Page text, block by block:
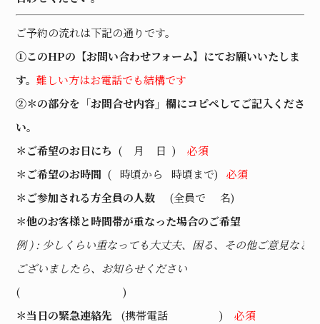
ご予約の流れは下記の通りです。
①このHPの【お問い合わせフォーム】にてお願いいたしま
す。難しい方はお電話でも結構です
②＊の部分を「お問合せ内容」欄にコピペしてご記入くださ
い。
＊ご希望のお日にち ( 月 日 )必須
＊ご希望のお時間 ( 時頃から 時頃まで)必須
＊ご参加される方全員の人数 (全員で 名)
＊他のお客様と時間帯が重なった場合のご希望
例 ) : 少しくらい重なっても大丈夫、困る、その他ご意見など
ございましたら、お知らせください
( )
＊当日の緊急連絡先 (携帯電話 )必須